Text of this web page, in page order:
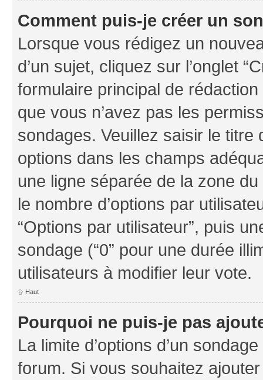
Comment puis-je créer un
Lorsque vous rédigez un
d’un sujet, cliquez sur l’onglet
formulaire principal de
que vous n’avez pas les
sondages. Veuillez saisir le
options dans les champs
une ligne séparée de la zone
le nombre d’options par
“Options par utilisateur”, puis
sondage (“0” pour une durée
utilisateurs à modifier leur vote.
Haut
Pourquoi ne puis-je pas
La limite d’options d’un
forum. Si vous souhaitez